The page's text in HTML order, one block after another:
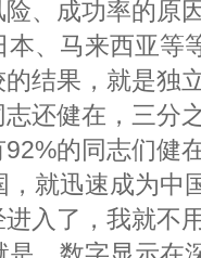
、成功率的原
、马来西亚等
结果，就是独
还健在，三分
的同志们健
就迅速成为中
入了，我就不